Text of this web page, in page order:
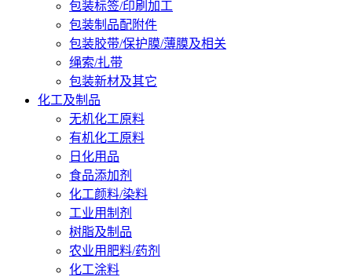
包装标签/印刷加工
包装制品配附件
包装胶带/保护膜/薄膜及相关
绳索/扎带
包装新材及其它
化工及制品
无机化工原料
有机化工原料
日化用品
食品添加剂
化工颜料/染料
工业用制剂
树脂及制品
农业用肥料/药剂
化工涂料